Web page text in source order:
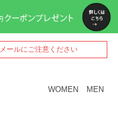
ールにご注意ください
WOMEN MEN